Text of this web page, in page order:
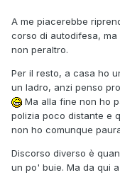
A me piacerebbe
corso di autodifesa,
non peraltro.
Per il resto, a casa ho
un ladro, anzi penso
Ma alla fine non ho
polizia poco distante e
non ho comunque
Discorso diverso è
un po' buie. Ma da qui